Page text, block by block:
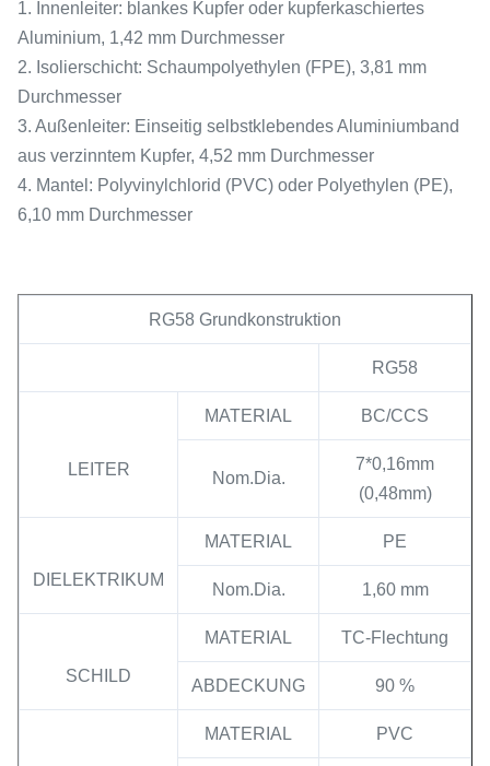
1. Innenleiter: blankes Kupfer oder kupferkaschiertes
Aluminium, 1,42 mm Durchmesser
2. Isolierschicht: Schaumpolyethylen (FPE), 3,81 mm
Durchmesser
3. Außenleiter: Einseitig selbstklebendes Aluminiumband
aus verzinntem Kupfer, 4,52 mm Durchmesser
4. Mantel: Polyvinylchlorid (PVC) oder Polyethylen (PE),
6,10 mm Durchmesser
RG58 Grundkonstruktion
RG58
LEITER
MATERIAL BC/CCS
Nom.Dia.
7*0,16mm
(0,48mm)
DIELEKTRIKUM
MATERIAL PE
Nom.Dia. 1,60 mm
SCHILD
MATERIAL TC-Flechtung
ABDECKUNG 90 %
MATERIAL PVC